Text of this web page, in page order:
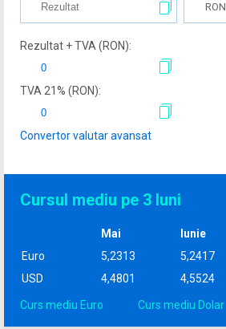
RON
Rezultat + TVA (RON):
TVA 21% (RON):
Convertor valutar avansat
Cursul mediu pe 3 luni
Mai Iunie
Euro
5,2313 5,2417
USD
4,4801 4,5524
Curs mediu Euro Curs mediu Dolar